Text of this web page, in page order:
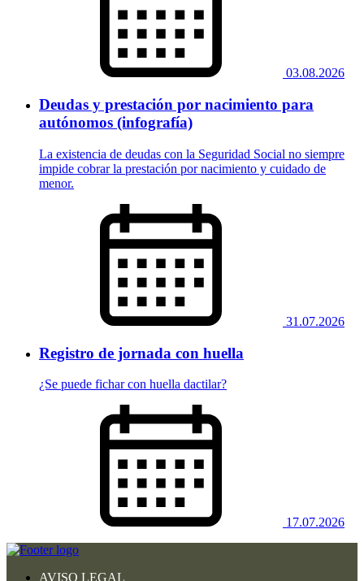
03.08.2026
Deudas y prestación por nacimiento para
autónomos (infografía)
La existencia de deudas con la Seguridad Social no siempre
impide cobrar la prestación por nacimiento y cuidado de
menor.
31.07.2026
Registro de jornada con huella
¿Se puede fichar con huella dactilar?
17.07.2026
AVISO LEGAL